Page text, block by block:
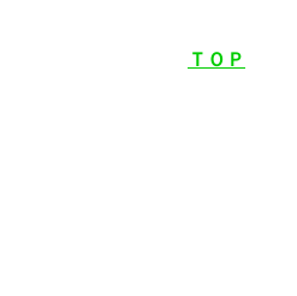
ＴＯＰ